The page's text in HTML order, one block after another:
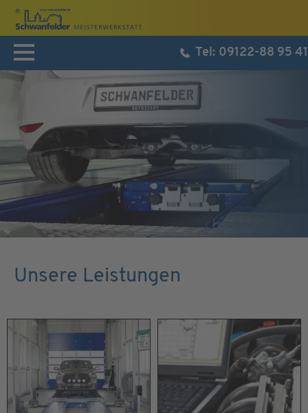
Home
Leistungen
Prüfstraße
Über uns
Karriere
Tel: 09122-88 95 41
Unsere Leistungen